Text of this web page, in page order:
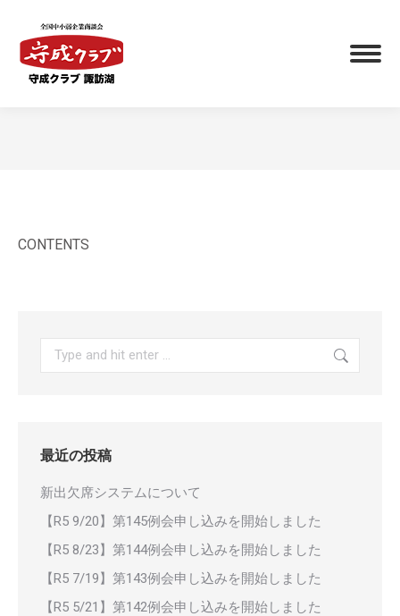
CONTENTS
最近の投稿
新出欠席システムについて
【R5 9/20】第145例会申し込みを開始しました
【R5 8/23】第144例会申し込みを開始しました
【R5 7/19】第143例会申し込みを開始しました
【R5 5/21】第142例会申し込みを開始しました